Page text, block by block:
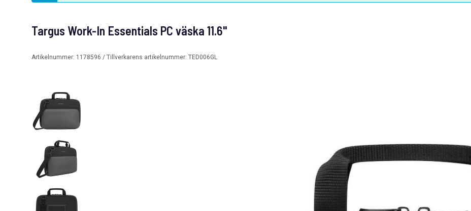
Targus Work-In Essentials PC väska 11.6"
Artikelnummer: 1178596 / Tillverkarens artikelnummer: TED006GL